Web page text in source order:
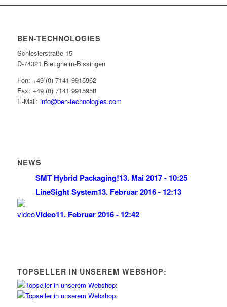
BEN-TECHNOLOGIES
Schlesierstraße 15
D-74321 Bietigheim-Bissingen
Fon: +49 (0) 7141 9915962
Fax: +49 (0) 7141 9915958
E-Mail: info@ben-technologies.com
NEWS
SMT Hybrid Packaging!13. Mai 2017 - 10:25
LineSight System13. Februar 2016 - 12:13
Video11. Februar 2016 - 12:42
TOPSELLER IN UNSEREM WEBSHOP: